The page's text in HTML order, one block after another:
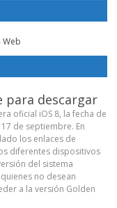
Web
para descargar
oficial iOS 8, la fecha de
de septiembre. En
los enlaces de
diferentes dispositivos
del sistema
no desean
a la versión Golden